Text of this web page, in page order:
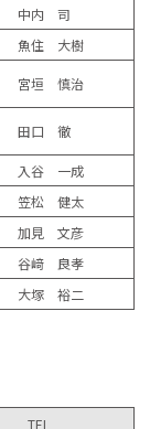
中内 司
魚住 大樹
宮垣 慎治
田口 徹
入谷 一成
笠松 健太
加見 文彦
谷﨑 良孝
大塚 裕二
TEL